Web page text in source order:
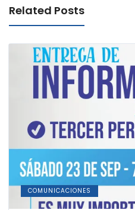
Related Posts
COMUNICACIONES